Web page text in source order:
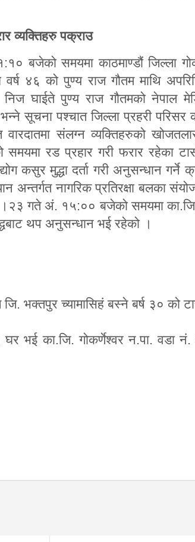
व्यक्तिहरु पक्राउ
बजेको समयमा काठमाण्डौं जिल्ला
४६ को पुण्य राज गौतम माथि
निज घाईते पुण्य राज गौतमको नेपाल
सूचना पश्चात जिल्ला प्रहरी परिसर
संलग्न व्यक्तिहरुको
रड प्रहार गरी फरार रहेका
कसुर मुद्धा दर्ता गरी अनुसन्धान
अन्तर्गत नागरिक प्रतिरक्षा बलका
गते अं. १५:०० बजेको समयमा
थप अनुसन्धान भई रहेको ।
भक्तपुर च्यामासिहं बस्ने बर्ष ३० को
भई का.जि. गोकर्णेश्‍वर न.पा. वडा